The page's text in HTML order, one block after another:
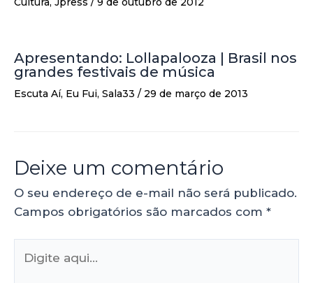
Apresentando: Lollapalooza | Brasil nos
grandes festivais de música
Escuta Aí, Eu Fui, Sala33 / 29 de março de 2013
Deixe um comentário
O seu endereço de e-mail não será publicado.
Campos obrigatórios são marcados com *